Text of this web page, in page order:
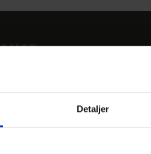
Detaljer
BESTEMMELSER